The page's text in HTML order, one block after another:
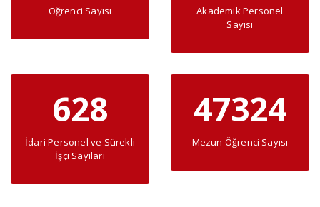
Öğrenci Sayısı
Akademik Personel
Sayısı
628
İdari Personel ve Sürekli
İşçi Sayıları
47324
Mezun Öğrenci Sayısı